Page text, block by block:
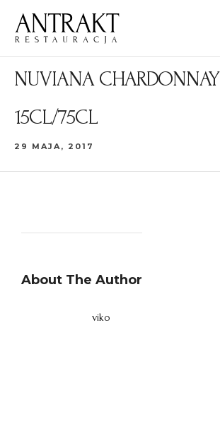
NUVIANA CHARDONNAY
15CL/75CL
29 MAJA, 2017
About The Author
viko